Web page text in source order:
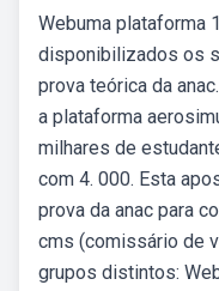
Webuma plataforma
disponibilizados os
prova teórica da
a plataforma
milhares de
com 4. 000. Esta
prova da anac para
cms (comissário de
grupos distintos: